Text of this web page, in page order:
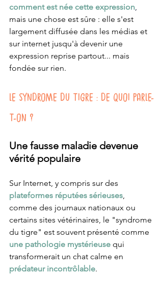
comment est née cette expression
mais une chose est sûre : elle s'est
largement diffusée dans les médias et
sur internet jusqu'à devenir une
expression reprise partout... mais
fondée sur rien.
LE SYNDROME DU TIGRE : DE QUOI PARLE-
T-ON ?
Une fausse maladie devenue
vérité populaire
Sur Internet, y compris sur des
plateformes réputées sérieuses
comme des journaux nationaux ou
certains sites vétérinaires, le "syndrome
du tigre" est souvent présenté comme
une pathologie mystérieuse qui
transformerait un chat calme en
prédateur incontrôlable.